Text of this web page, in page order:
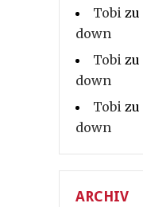
Tobi zu
down
Tobi zu
down
Tobi zu
down
ARCHIV